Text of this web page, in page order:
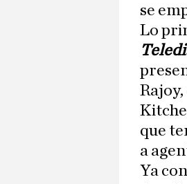
se
Lo
que
a
Ya